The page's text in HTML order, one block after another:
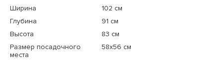
Ширина
102 см
Глубина
91 см
Высота
83 см
Размер посадочного
места
58x56 см